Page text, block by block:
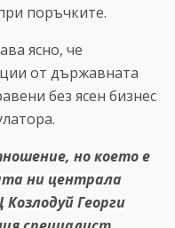
поръчките.
ясно, че
от държавната
без ясен бизнес
но което е
ни централа
Георги